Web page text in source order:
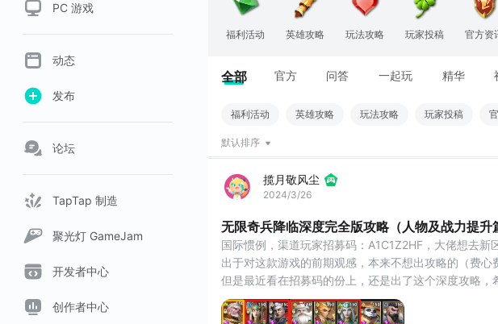
PC 游戏
动态
发布
论坛
TapTap 制造
聚光灯 GameJam
开发者中心
创作者中心
福利活动 英雄攻略 玩法攻略 玩家投稿 官方资
全部 官方 问答 一起玩 精华
福利活动 英雄攻略 玩法攻略 玩家投稿
默认排序
揽月敬风尘
2024/3/26
无限奇兵降临深度完全版攻略（人物及战力提升
国际惯例，渠道玩家招募码：A1C1Z2HF，大佬想去新
出于对这款游戏的前期观感，本来不想出攻略的（费
但是最近看在招募码的份上，还是出了这个深度攻略，
因为内容太多，所以分几个篇章来发布，分为常规内容
重头戏来了，人物及战力提升篇（本人